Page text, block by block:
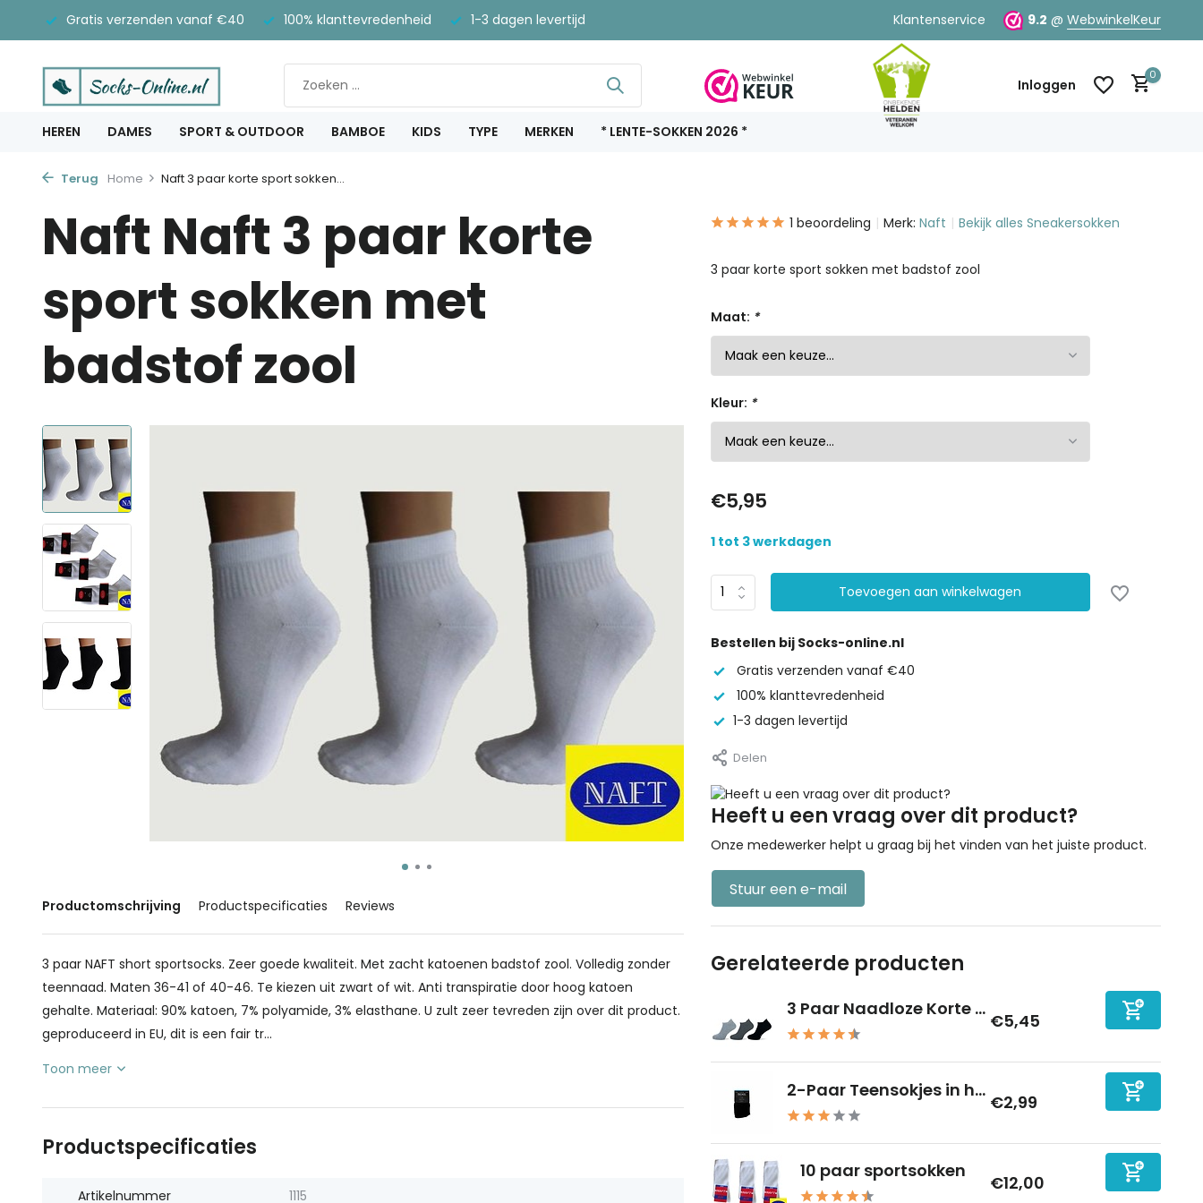
Gratis verzenden vanaf €40 100% klanttevredenheid 1-3 dagen levertijd Klantenservice 9.2 @ WebwinkelKeur
Inloggen
0
HEREN DAMES SPORT & OUTDOOR BAMBOE KIDS TYPE MERKEN * LENTE-SOKKEN 2026 *
Terug Home Naft 3 paar korte sport sokken...
Naft Naft 3 paar korte
sport sokken met
badstof zool
Productomschrijving Productspecificaties Reviews
3 paar NAFT short sportsocks. Zeer goede kwaliteit. Met zacht katoenen badstof zool. Volledig zonder
teennaad. Maten 36-41 of 40-46. Te kiezen uit zwart of wit. Anti transpiratie door hoog katoen
gehalte. Materiaal: 90% katoen, 7% polyamide, 3% elasthane. U zult zeer tevreden zijn over dit product.
geproduceerd in EU, dit is een fair tr...
Toon meer
Productspecificaties
Artikelnummer 1115
1 beoordeling Merk: Naft Bekijk alles Sneakersokken
3 paar korte sport sokken met badstof zool
Maat: *
Kleur: *
€5,95
1 tot 3 werkdagen
Toevoegen aan winkelwagen
Bestellen bij Socks-online.nl
Gratis verzenden vanaf €40
100% klanttevredenheid
1-3 dagen levertijd
Delen
Heeft u een vraag over dit product?
Onze medewerker helpt u graag bij het vinden van het juiste product.
Stuur een e-mail
Gerelateerde producten
3 Paar Naadloze Korte ...
€5,45
2-Paar Teensokjes in h...
€2,99
10 paar sportsokken
€12,00